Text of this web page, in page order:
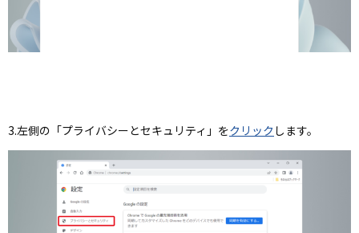
3.左側の「プライバシーとセキュリティ」をクリック します。